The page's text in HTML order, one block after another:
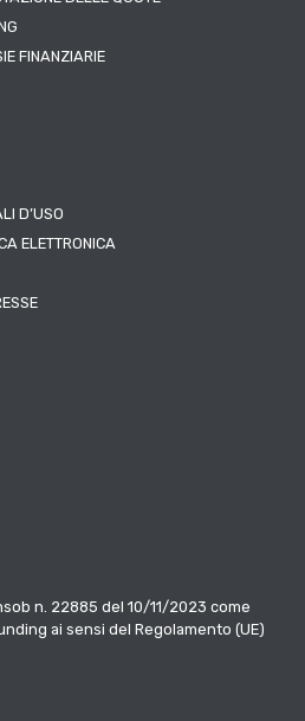
FINANZIARIE
D’USO
ELETTRONICA
n. 22885 del 10/11/2023 come
ai sensi del Regolamento (UE)